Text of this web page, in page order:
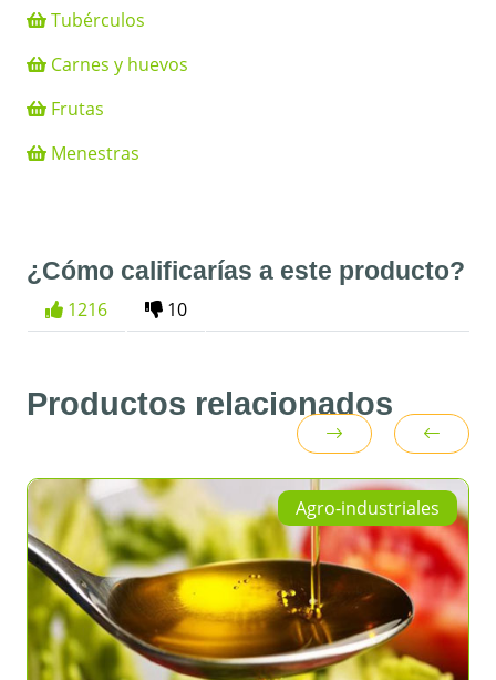
Tubérculos
Carnes y huevos
Frutas
Menestras
¿Cómo calificarías a este producto?
1216 10
Productos relacionados
Agro-industriales